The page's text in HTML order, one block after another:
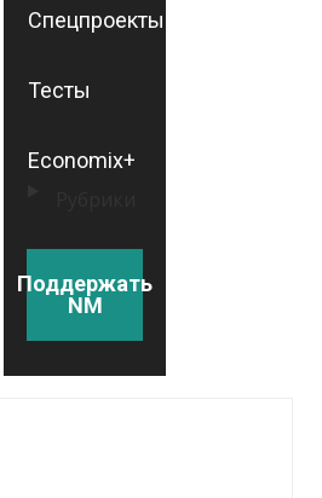
Спецпроекты
Тесты
Economix+
Поддержать
NM